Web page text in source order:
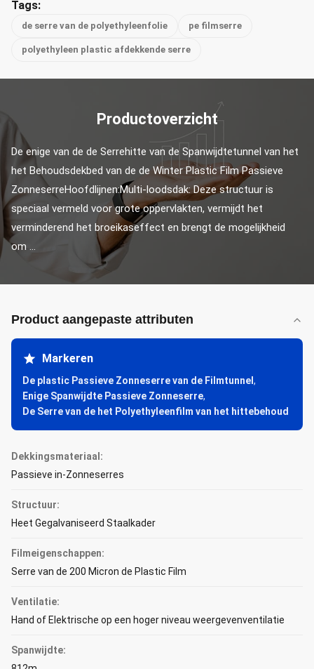
Tags:
de serre van de polyethyleenfolie pe filmserre
polyethyleen plastic afdekkende serre
Productoverzicht
De enige van de de Serrehitte van de Spanwijdtetunnel van het
het Behoudsdekbed van de de Winter Plastic Film Passieve
ZonneserreHoofdlijnen:Multi-loodsdak: Deze structuur is
speciaal vermeld voor grote oppervlakten, vermijdt het
verminderend het broeikaseffect en brengt de mogelijkheid
om ...
Product aangepaste attributen
Markeren
De plastic Passieve Zonneserre van de Filmtunnel ,
Enige Spanwijdte Passieve Zonneserre,
De Serre van de het Polyethyleenfilm van het hittebehoud
Dekkingsmateriaal:
Passieve in-Zonneserres
Structuur:
Heet Gegalvaniseerd Staalkader
Filmeigenschappen:
Serre van de 200 Micron de Plastic Film
Ventilatie:
Hand of Elektrische op een hoger niveau weergevenventilatie
Spanwijdte: